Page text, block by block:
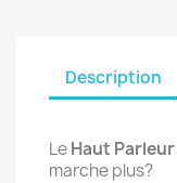
Description
LeHaut Parleur
marche plus?